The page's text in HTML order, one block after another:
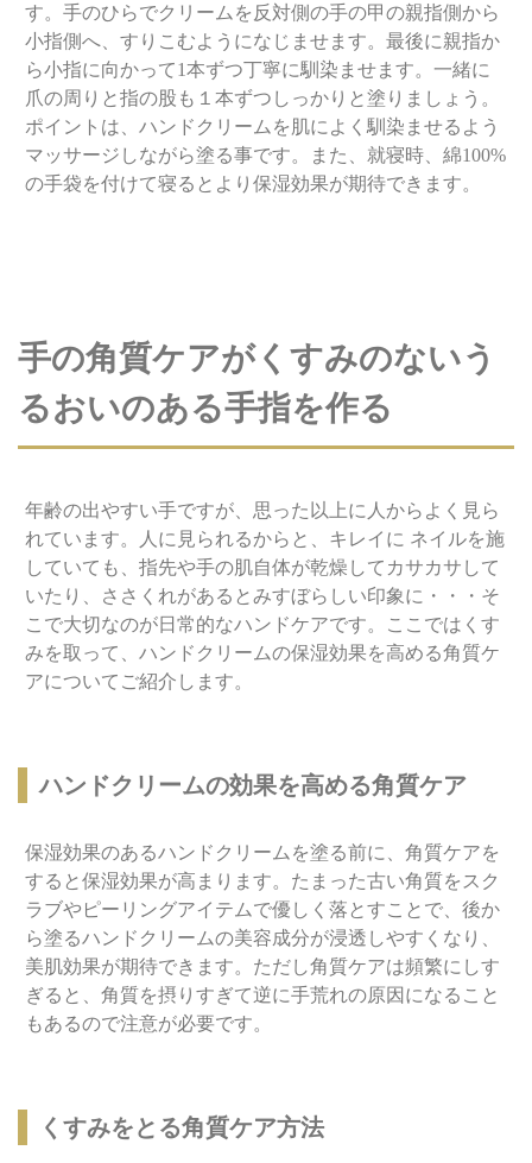
す。手のひらでクリームを反対側の手の甲の親指側から
小指側へ、すりこむようになじませます。最後に親指か
ら小指に向かって1本ずつ丁寧に馴染ませます。一緒に
爪の周りと指の股も１本ずつしっかりと塗りましょう。
ポイントは、ハンドクリームを肌によく馴染ませるよう
マッサージしながら塗る事です。また、就寝時、綿100%
の手袋を付けて寝るとより保湿効果が期待できます。
手の角質ケアがくすみのないう
るおいのある手指を作る
年齢の出やすい手ですが、思った以上に人からよく見ら
れています。人に見られるからと、キレイに ネイルを施
していても、指先や手の肌自体が乾燥してカサカサして
いたり、ささくれがあるとみすぼらしい印象に・・・そ
こで大切なのが日常的なハンドケアです。ここではくす
みを取って、ハンドクリームの保湿効果を高める角質ケ
アについてご紹介します。
ハンドクリームの効果を高める角質ケア
保湿効果のあるハンドクリームを塗る前に、角質ケアを
すると保湿効果が高まります。たまった古い角質をスク
ラブやピーリングアイテムで優しく落とすことで、後か
ら塗るハンドクリームの美容成分が浸透しやすくなり、
美肌効果が期待できます。ただし角質ケアは頻繁にしす
ぎると、角質を摂りすぎて逆に手荒れの原因になること
もあるので注意が必要です。
くすみをとる角質ケア方法